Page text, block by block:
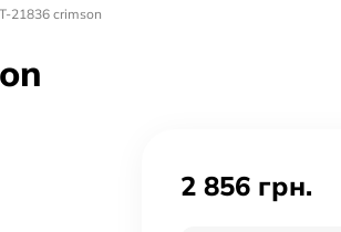
21836 crimson
2 856 грн.